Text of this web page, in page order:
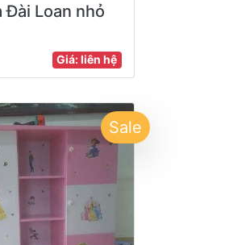
Đài Loan nhỏ
Giá: liên hệ
Sale